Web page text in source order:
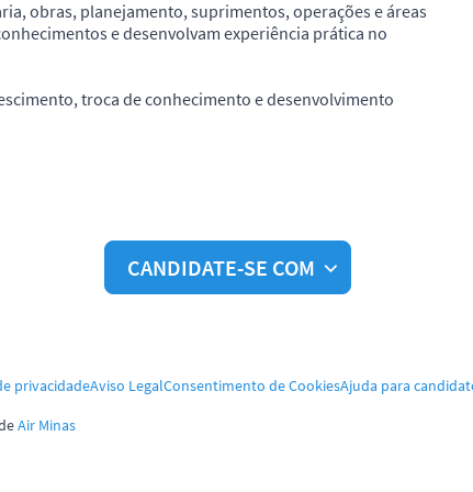
obras, planejamento, suprimentos, operações e áreas
e desenvolvam experiência prática no
troca de conhecimento e desenvolvimento
CANDIDATE-SE COM
privacidadeAviso LegalConsentimento de CookiesAjuda para
Air Minas